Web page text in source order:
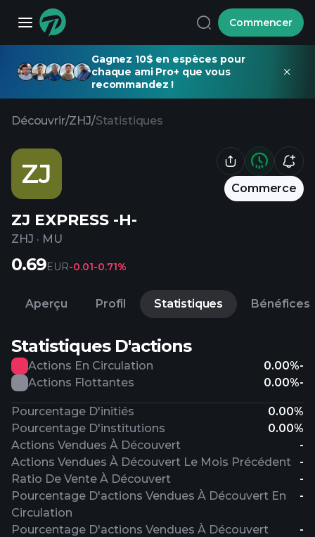
Commencer
Gagnez 10$ en espèces pour
chaque ami Pro+ que vous
recommandez !
Découvrir/ZHJ/Statistiques
ZJ Commerce
ZJ EXPRESS -H-
ZHJ · MU
0.69EUR-0.01-0.71%
Aperçu Profil Statistiques Bénéfices
Statistiques D'actions
Actions En Circulation 0.00%-
Actions Flottantes
0.00%-
Pourcentage D'initiés
0.00%
Pourcentage D'institutions
0.00%
Actions Vendues À Découvert
-
Actions Vendues À Découvert Le Mois Précédent
-
Ratio De Vente À Découvert
-
Pourcentage D'actions Vendues À Découvert En
Circulation
-
Pourcentage D'actions Vendues À Découvert
-